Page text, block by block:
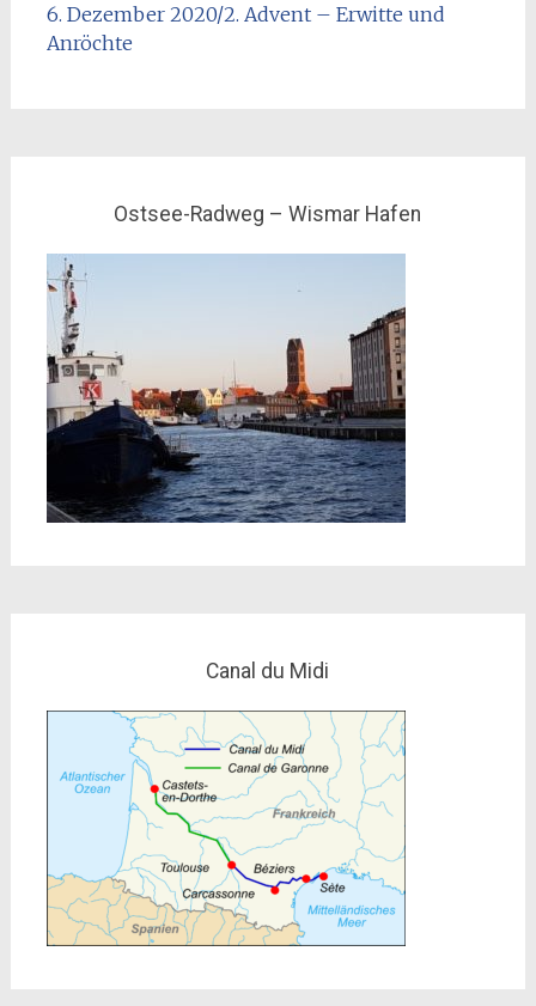
6. Dezember 2020/2. Advent – Erwitte und
Anröchte
Ostsee-Radweg – Wismar Hafen
Canal du Midi